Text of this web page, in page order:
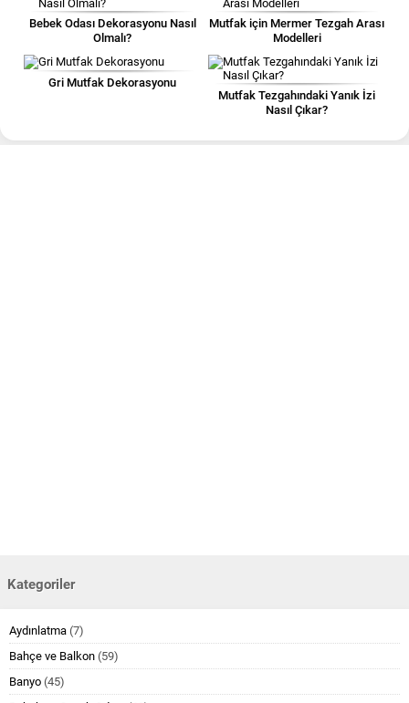
Bebek Odası Dekorasyonu Nasıl
Olmalı?
Mutfak için Mermer Tezgah Arası
Modelleri
Gri Mutfak Dekorasyonu
Mutfak Tezgahındaki Yanık İzi
Nasıl Çıkar?
Kategoriler
Aydınlatma (7)
Bahçe ve Balkon (59)
Banyo (45)